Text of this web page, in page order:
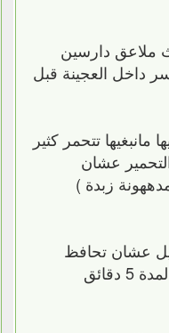
ملاعق دارسين
داخل العجينة قبل
تتحمر كثير
عشان
زبدة )
عشان تحافظ